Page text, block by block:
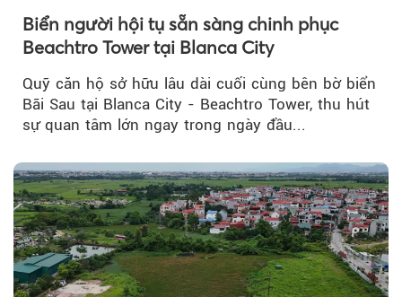
Biển người hội tụ sẵn sàng chinh phục
Beachtro Tower tại Blanca City
Quỹ căn hộ sở hữu lâu dài cuối cùng bên bờ biển
Bãi Sau tại Blanca City - Beachtro Tower, thu hút
sự quan tâm lớn ngay trong ngày đầu...